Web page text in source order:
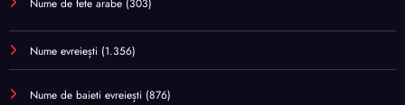
Nume evreiești (1.356)
Nume de baieti evreiești (876)